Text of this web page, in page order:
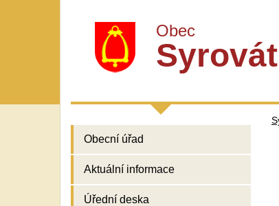
Obec
Obecní úřad
Aktuální informace
Úřední deska